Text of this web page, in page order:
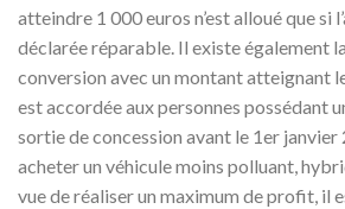
atteindre 1 000 euros n’est alloué que si
déclarée réparable. Il existe également
conversion avec un montant atteignant
est accordée aux personnes possédant
sortie de concession avant le 1er janvier
acheter un véhicule moins polluant,
vue de réaliser un maximum de profit, il